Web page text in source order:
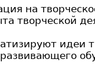
на
творческой
идеи